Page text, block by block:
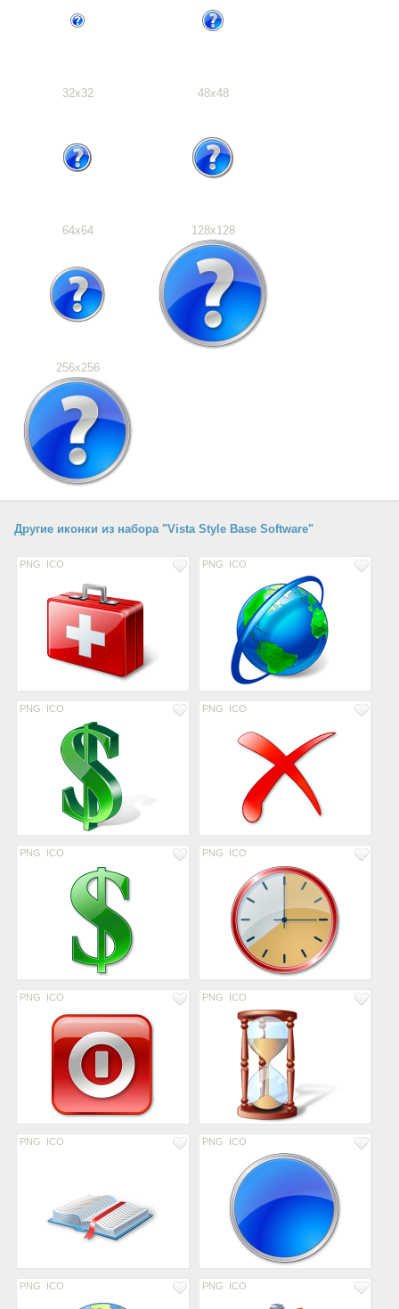
32x32 48x48
64x64 128x128
256x256
Другие иконки из набора "Vista Style Base Software"
PNG ICO PNG ICO
PNG ICO PNG ICO
PNG ICO PNG ICO
PNG ICO PNG ICO
PNG ICO PNG ICO
PNG ICO PNG ICO